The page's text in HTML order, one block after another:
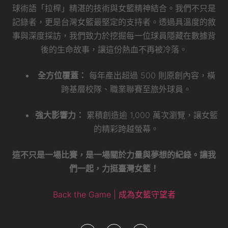
球術語「拉桿」精湛的技術與女籃精神結合。我們不只是
記錄者，更是台灣女籃最堅定的支持者。透過具溫度的敘
事與深度採訪，我們致力於挖掘每一位球員隱藏在數據背
後的生命故事，讓這份熱血不再被冷落。
全方位覆蓋： 每年產出超過 500 則原創內容，橫
跨基層校隊、職業聯賽至旅外球員。
強大影響力：
累積創造逾 1,000 萬次瀏覽，讓女籃
的精彩跨越螢幕。
這不只是一場比賽，是一場關於力量與夢想的紀錄。讓我
們一起，力挺臺灣女籃！
Back the Game | 成為女籃守望者